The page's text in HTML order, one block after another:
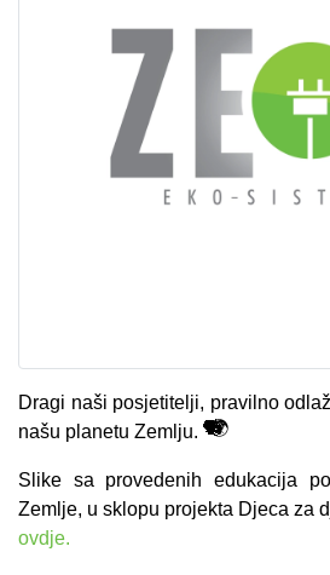
Dragi naši posjetitelji, pravilno
našu planetu Zemlju. 🌳
🌲
🌻
💧
🌍
Slike sa provedenih edukacija
Zemlje, u sklopu projekta Djeca za
ovdje.